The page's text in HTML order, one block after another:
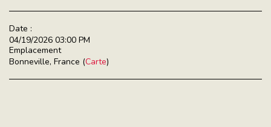
Date :
04/19/2026 03:00 PM
Emplacement
Bonneville, France (Carte)